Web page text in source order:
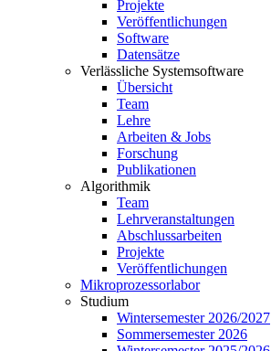
Projekte
Veröffentlichungen
Software
Datensätze
Verlässliche Systemsoftware
Übersicht
Team
Lehre
Arbeiten & Jobs
Forschung
Publikationen
Algorithmik
Team
Lehrveranstaltungen
Abschlussarbeiten
Projekte
Veröffentlichungen
Mikroprozessorlabor
Studium
Wintersemester 2026/2027
Sommersemester 2026